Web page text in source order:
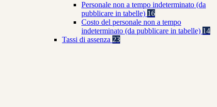
Personale non a tempo indeterminato (da
pubblicare in tabelle) 16
Costo del personale non a tempo
indeterminato (da pubblicare in tabelle) 14
Tassi di assenza 23